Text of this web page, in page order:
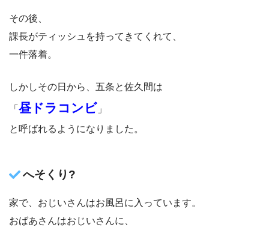
その後、
課長がティッシュを持ってきてくれて、
一件落着。
しかしその日から、五条と佐久間は
「 昼ドラコンビ 」
と呼ばれるようになりました。
へそくり?
家で、おじいさんはお風呂に入っています。
おばあさんはおじいさんに、